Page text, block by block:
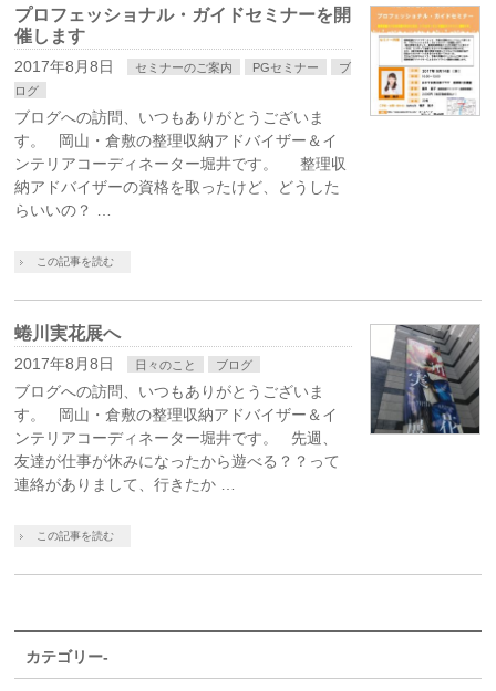
プロフェッショナル・ガイドセミナーを開
催します
2017年8月8日 セミナーのご案内 PGセミナー
ブ
ログ
ブログへの訪問、いつもありがとうございま
す。 岡山・倉敷の整理収納アドバイザー＆イ
ンテリアコーディネーター堀井です。 整理収
納アドバイザーの資格を取ったけど、どうした
らいいの？ …
この記事を読む
蜷川実花展へ
2017年8月8日 日々のこと ブログ
ブログへの訪問、いつもありがとうございま
す。 岡山・倉敷の整理収納アドバイザー＆イ
ンテリアコーディネーター堀井です。 先週、
友達が仕事が休みになったから遊べる？？って
連絡がありまして、行きたか …
この記事を読む
カテゴリー-